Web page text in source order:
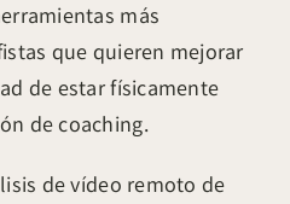
más
que quieren mejorar
de estar físicamente
de coaching.
de vídeo remoto de